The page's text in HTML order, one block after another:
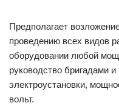
Предполагает
проведению всех видов
оборудовании любой
руководство бригадами и
электроустановки,
вольт.